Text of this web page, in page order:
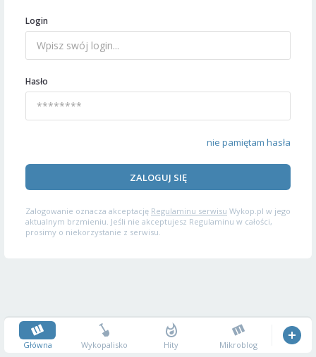
Login
Hasło
nie pamiętam hasła
ZALOGUJ SIĘ
Zalogowanie oznacza akceptację Regulaminu serwisu Wykop.pl w jego
aktualnym brzmieniu. Jeśli nie akceptujesz Regulaminu w całości,
prosimy o niekorzystanie z serwisu.
Główna Wykopalisko Hity Mikroblog